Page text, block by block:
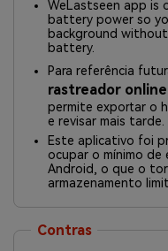
WeLastseen app is
battery power so
background
battery.
Para referência
rastreador
permite exportar o
e revisar mais tarde.
Este aplicativo foi
ocupar o mínimo de
Android, o que o
armazenamento
Contras